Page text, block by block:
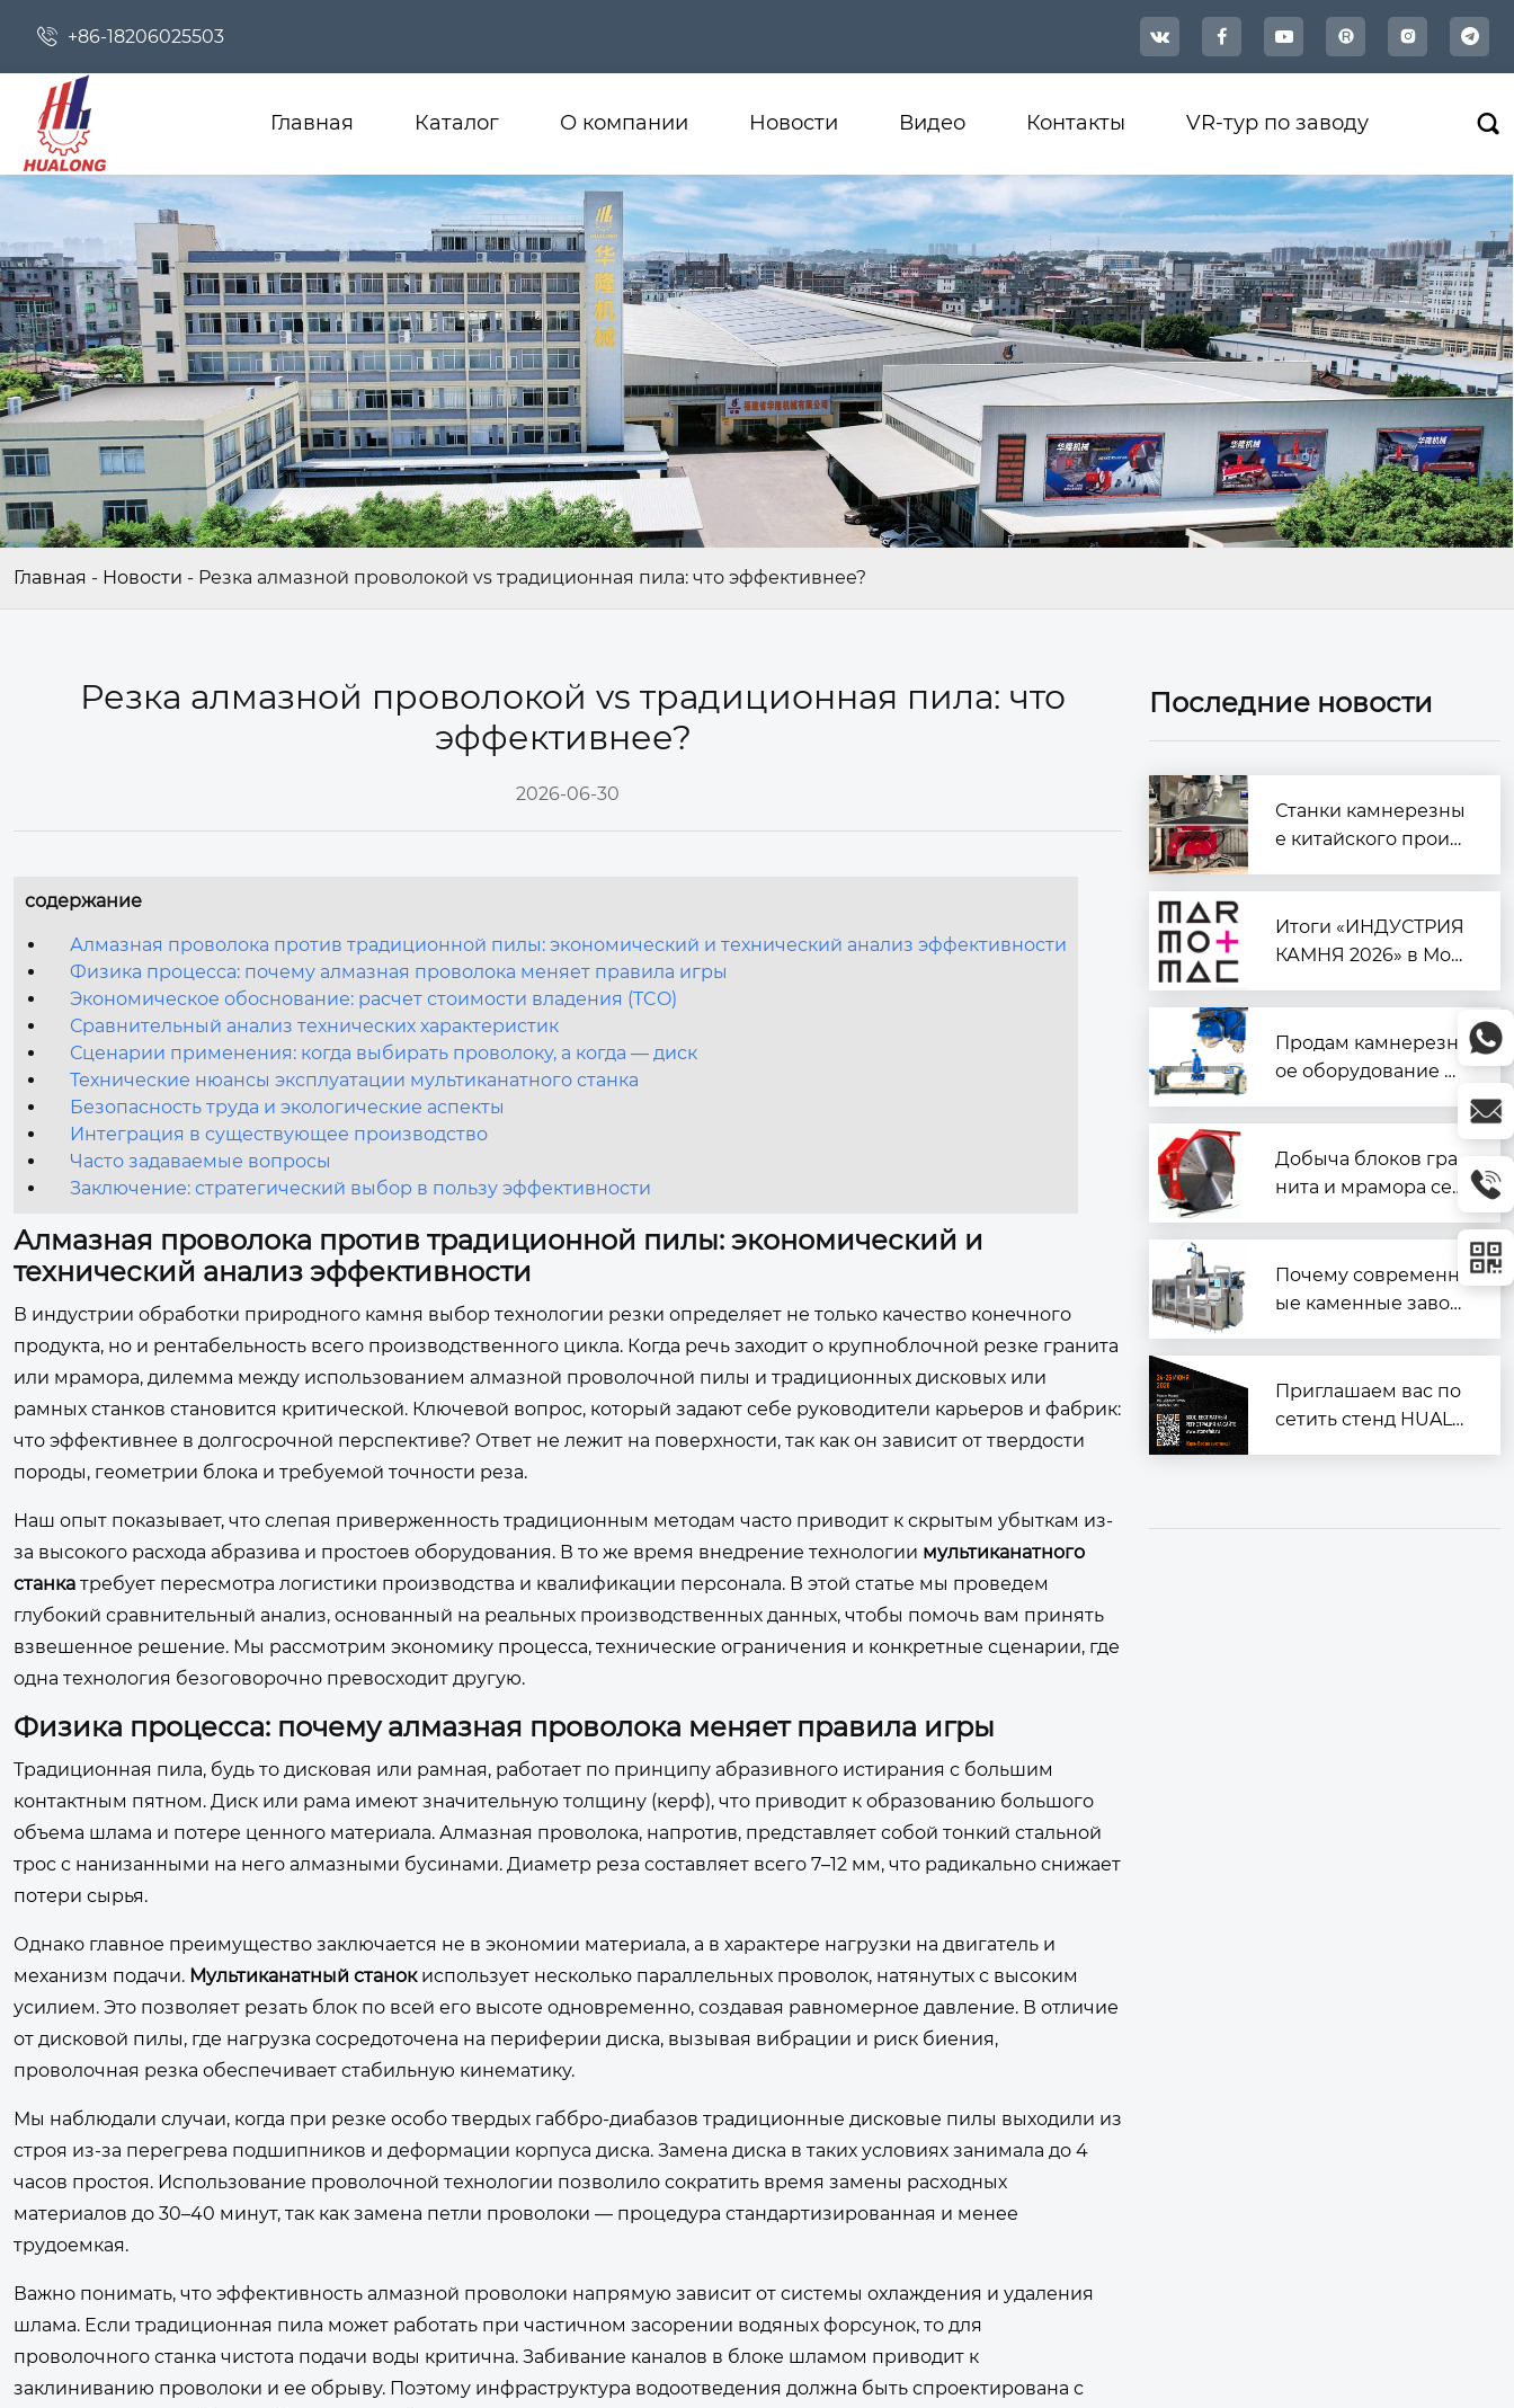
 +86-18206025503    
Главная Каталог О компании Новости Видео Контакты VR-тур по заводу 
Главная - Новости - Резка алмазной проволокой vs традиционная пила: что эффективнее?
Резка алмазной проволокой vs традиционная пила: что
эффективнее?
2026-06-30
содержание
Алмазная проволока против традиционной пилы: экономический и технический анализ эффективности
Физика процесса: почему алмазная проволока меняет правила игры
Экономическое обоснование: расчет стоимости владения (TCO)
Сравнительный анализ технических характеристик
Сценарии применения: когда выбирать проволоку, а когда — диск
Технические нюансы эксплуатации мультиканатного станка
Безопасность труда и экологические аспекты
Интеграция в существующее производство
Часто задаваемые вопросы
Заключение: стратегический выбор в пользу эффективности
Алмазная проволока против традиционной пилы: экономический и
технический анализ эффективности
В индустрии обработки природного камня выбор технологии резки определяет не только качество конечного
продукта, но и рентабельность всего производственного цикла. Когда речь заходит о крупноблочной резке гранита
или мрамора, дилемма между использованием алмазной проволочной пилы и традиционных дисковых или
рамных станков становится критической. Ключевой вопрос, который задают себе руководители карьеров и фабрик:
что эффективнее в долгосрочной перспективе? Ответ не лежит на поверхности, так как он зависит от твердости
породы, геометрии блока и требуемой точности реза.
Наш опыт показывает, что слепая приверженность традиционным методам часто приводит к скрытым убыткам из-
за высокого расхода абразива и простоев оборудования. В то же время внедрение технологии мультиканатного
станка требует пересмотра логистики производства и квалификации персонала. В этой статье мы проведем
глубокий сравнительный анализ, основанный на реальных производственных данных, чтобы помочь вам принять
взвешенное решение. Мы рассмотрим экономику процесса, технические ограничения и конкретные сценарии, где
одна технология безоговорочно превосходит другую.
Физика процесса: почему алмазная проволока меняет правила игры
Традиционная пила, будь то дисковая или рамная, работает по принципу абразивного истирания с большим
контактным пятном. Диск или рама имеют значительную толщину (керф), что приводит к образованию большого
объема шлама и потере ценного материала. Алмазная проволока, напротив, представляет собой тонкий стальной
трос с нанизанными на него алмазными бусинами. Диаметр реза составляет всего 7–12 мм, что радикально снижает
потери сырья.
Однако главное преимущество заключается не в экономии материала, а в характере нагрузки на двигатель и
механизм подачи. Мультиканатный станокиспользует несколько параллельных проволок, натянутых с высоким
усилием. Это позволяет резать блок по всей его высоте одновременно, создавая равномерное давление. В отличие
от дисковой пилы, где нагрузка сосредоточена на периферии диска, вызывая вибрации и риск биения,
проволочная резка обеспечивает стабильную кинематику.
Мы наблюдали случаи, когда при резке особо твердых габбро-диабазов традиционные дисковые пилы выходили из
строя из-за перегрева подшипников и деформации корпуса диска. Замена диска в таких условиях занимала до 4
часов простоя. Использование проволочной технологии позволило сократить время замены расходных
материалов до 30–40 минут, так как замена петли проволоки — процедура стандартизированная и менее
трудоемкая.
Важно понимать, что эффективность алмазной проволоки напрямую зависит от системы охлаждения и удаления
шлама. Если традиционная пила может работать при частичном засорении водяных форсунок, то для
проволочного станка чистота подачи воды критична. Забивание каналов в блоке шламом приводит к
заклиниванию проволоки и ее обрыву. Поэтому инфраструктура водоотведения должна быть спроектирована с
Последние новости
Станки камнерезны
е китайского произ
Итоги «ИНДУСТРИЯ
КАМНЯ 2026» в Мос
изацию и подготовк
а к Marmomac в Вер
оне
Продам камнерезн
ое оборудование —
к работе
Добыча блоков гра
нита и мрамора сер
Почему современн
ые каменные завод
Приглашаем вас по
сетить стенд HUALO